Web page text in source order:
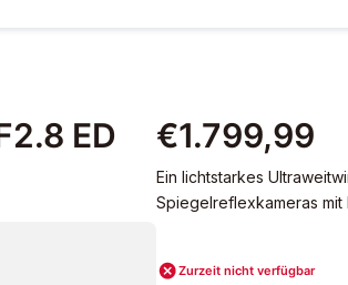
ED
€1.799,99
Ein lichtstarkes
Spiegelreflexkameras
Zurzeit nicht verfügbar